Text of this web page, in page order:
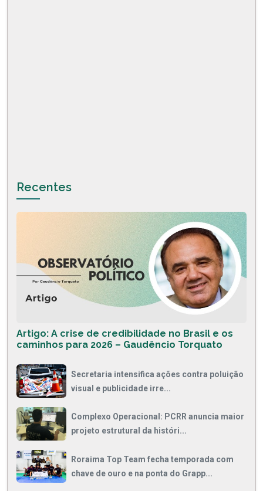
Recentes
Artigo: A crise de credibilidade no Brasil e os
caminhos para 2026 – Gaudêncio Torquato
Secretaria intensifica ações contra poluição
visual e publicidade irre...
Complexo Operacional: PCRR anuncia maior
projeto estrutural da históri...
Roraima Top Team fecha temporada com
chave de ouro e na ponta do Grapp...